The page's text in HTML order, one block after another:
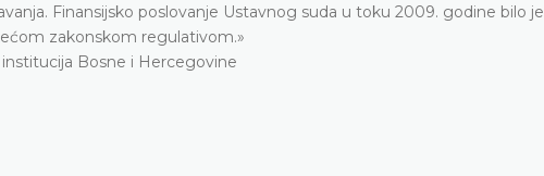
Finansijsko poslovanje Ustavnog suda u toku 2009. godine bilo je
zakonskom regulativom.»
institucija Bosne i Hercegovine